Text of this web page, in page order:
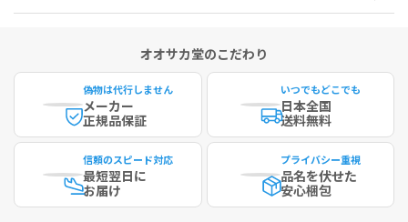
オオサカ堂のこだわり
偽物は代行しません
メーカー
正規品保証
いつでもどこでも
日本全国
送料無料
信頼のスピード対応
最短翌日に
お届け
プライバシー重視
品名を伏せた
安心梱包